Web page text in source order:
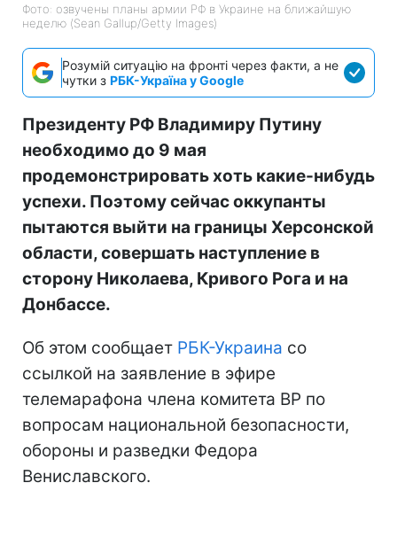
Фото: озвучены планы армии РФ в Украине на ближайшую
неделю (Sean Gallup/Getty Images)
Розумій ситуацію на фронті через факти, а не
чутки з РБК-Україна у Google
Президенту РФ Владимиру Путину
необходимо до 9 мая
продемонстрировать хоть какие-нибудь
успехи. Поэтому сейчас оккупанты
пытаются выйти на границы Херсонской
области, совершать наступление в
сторону Николаева, Кривого Рога и на
Донбассе.
Об этом сообщает РБК-Украина со
ссылкой на заявление в эфире
телемарафона члена комитета ВР по
вопросам национальной безопасности,
обороны и разведки Федора
Вениславского.